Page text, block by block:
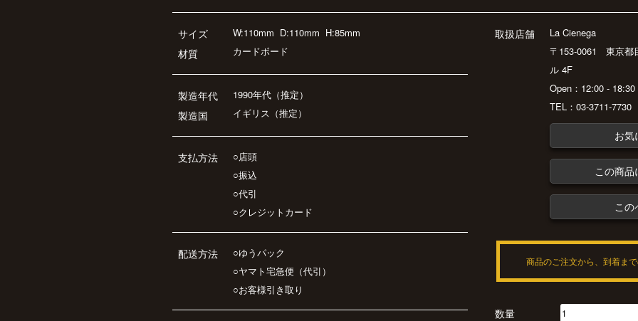
サイズ
材質
W:110mm D:110mm H:85mm
カードボード
製造年代
製造国
1990年代（推定）
イギリス（推定）
支払方法
○店頭
○振込
○代引
○クレジットカード
配送方法
○ゆうパック
○ヤマト宅急便（代引）
○お客様引き取り
取扱店舗
La Cienega
〒153-0061 東京都
ル 4F
Open：12:00 -
TEL：03-3711-
お気
この商
この
商品のご注文から、到着ま
数量